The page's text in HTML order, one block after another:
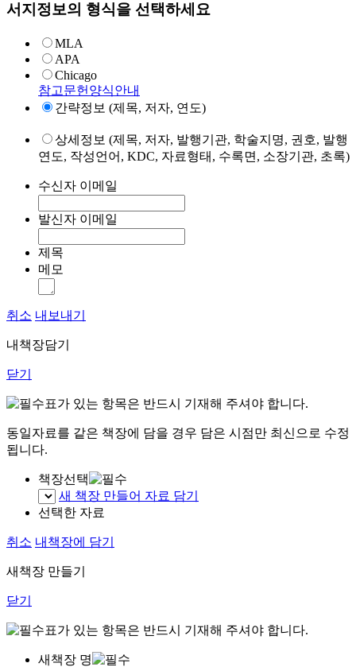
서지정보의 형식을 선택하세요
MLA
APA
Chicago
참고문헌양식안내
간략정보 (제목, 저자, 연도)
상세정보 (제목, 저자, 발행기관, 학술지명, 권호, 발행
연도, 작성언어, KDC, 자료형태, 수록면, 소장기관, 초록)
수신자 이메일
발신자 이메일
제목
메모
취소 내보내기
내책장담기
닫기
표가 있는 항목은 반드시 기재해 주셔야 합니다.
동일자료를 같은 책장에 담을 경우 담은 시점만 최신으로 수정
됩니다.
책장선택
새 책장 만들어 자료 담기
선택한 자료
취소 내책장에 담기
새책장 만들기
닫기
표가 있는 항목은 반드시 기재해 주셔야 합니다.
새책장 명